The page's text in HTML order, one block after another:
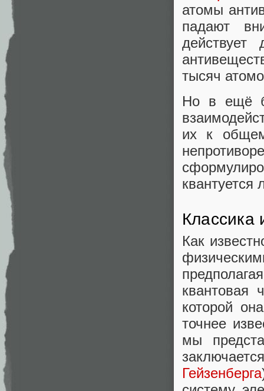
атомы
падают
тысяч
Но в ещё
их к
Классика
Как
квантовая
которой
точнее
мы
Гейзенберга